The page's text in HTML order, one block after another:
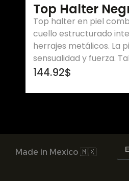
Top Halter
Top halter en piel
cuello estructurado
herrajes metálicos. La
sensualidad y fuerza.
144.92$
Made in Mexico 🇲🇽